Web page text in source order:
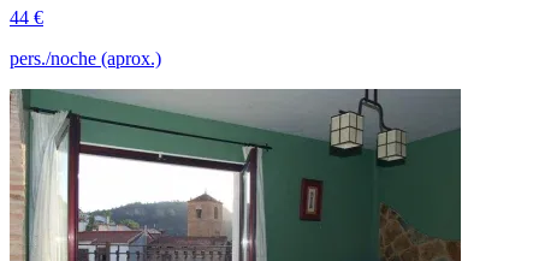
44 €
pers./noche (aprox.)